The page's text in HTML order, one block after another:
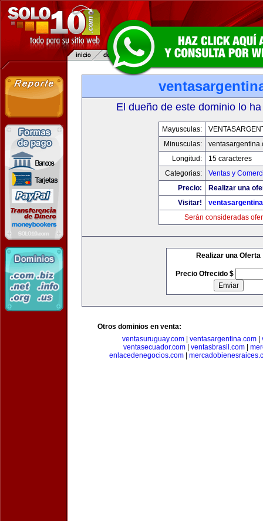
El dueño de este dominio lo
Mayusculas:
Minusculas:
Longitud:
15 caracteres
Categorias:
Ventas y
Precio:
Realizar una
Visitar!
Serán consideradas
Realizar una Oferta
Precio Ofrecido $
Otros dominios en venta:
ventasuruguay.com| ventasargentina.com|
ventasecuador.com| ventasbrasil.com|
enlacedenegocios.com|